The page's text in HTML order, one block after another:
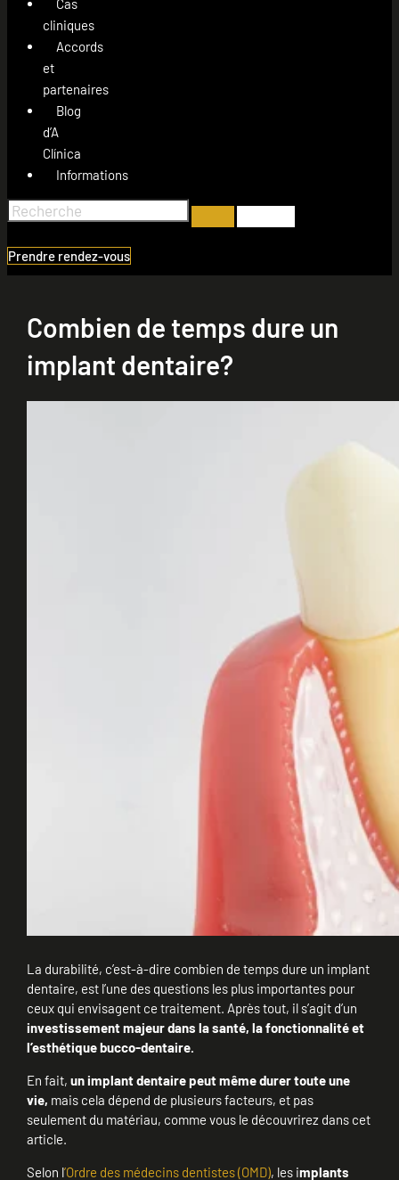
Cas
cliniques
Accords
et
partenaires
Blog
d’A
Clínica
Informations
Prendre rendez-vous
Combien de temps dure un
implant dentaire?
La durabilité, c’est-à-dire combien de temps dure un implant
dentaire, est l’une des questions les plus importantes pour
ceux qui envisagent ce traitement. Après tout, il s’agit d’un
investissement majeur dans la santé, la fonctionnalité et
l’esthétique bucco-dentaire.
En fait, un implant dentaire peut même durer toute une
vie, mais cela dépend de plusieurs facteurs, et pas
seulement du matériau, comme vous le découvrirez dans cet
article.
Selon l’Ordre des médecins dentistes (OMD), les implants